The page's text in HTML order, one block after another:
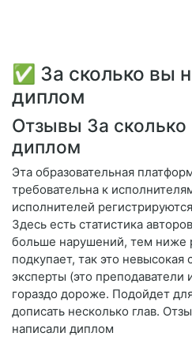
✅ За сколько вы
диплом
Отзывы За сколько
диплом
Эта образовательная
требовательна к
исполнителей
Здесь есть статистика
больше нарушений, тем ниже
подкупает, так это
эксперты (это
гораздо дороже. Подойдет
дописать несколько глав.
написали диплом